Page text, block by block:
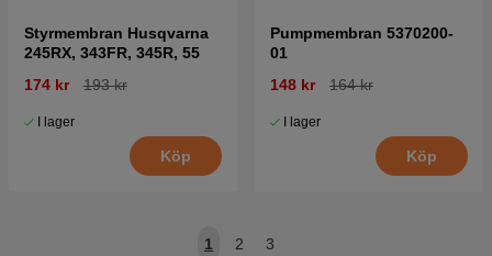
Styrmembran Husqvarna
245RX, 343FR, 345R, 55
174 kr
193 kr
I lager
Köp
Pumpmembran 5370200-
01
148 kr
164 kr
I lager
Köp
1 2 3